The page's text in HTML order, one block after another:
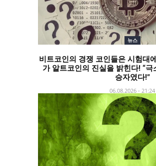
뉴스
비트코인의 경쟁 코인들은 시험대
가 알트코인의 진실을 밝힌다! “
승자였다!”
06.08.2026 - 21:24